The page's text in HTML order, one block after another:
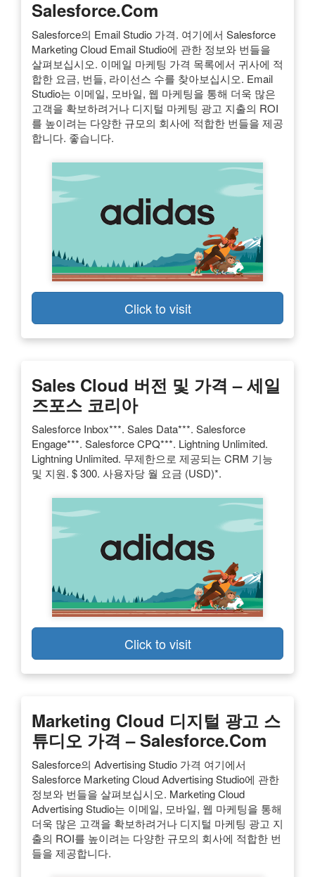
Salesforce.com
Salesforce의 Email Studio 가격. 여기에서 Salesforce
Marketing Cloud Email Studio에 관한 정보와 번들을
살펴보십시오. 이메일 마케팅 가격 목록에서 귀사에 적
합한 요금, 번들, 라이선스 수를 찾아보십시오. Email
Studio는 이메일, 모바일, 웹 마케팅을 통해 더욱 많은
고객을 확보하려거나 디지털 마케팅 광고 지출의 ROI
를 높이려는 다양한 규모의 회사에 적합한 번들을 제공
합니다. 좋습니다.
Click to visit
Sales Cloud 버전 및 가격 – 세일
즈포스 코리아
Salesforce Inbox***. Sales Data***. Salesforce
Engage***. Salesforce CPQ***. Lightning Unlimited.
Lightning Unlimited. 무제한으로 제공되는 CRM 기능
및 지원. $ 300. 사용자당 월 요금 (USD)*.
Click to visit
Marketing Cloud 디지털 광고 스
튜디오 가격 – Salesforce.com
Salesforce의 Advertising Studio 가격 여기에서
Salesforce Marketing Cloud Advertising Studio에 관한
정보와 번들을 살펴보십시오. Marketing Cloud
Advertising Studio는 이메일, 모바일, 웹 마케팅을 통해
더욱 많은 고객을 확보하려거나 디지털 마케팅 광고 지
출의 ROI를 높이려는 다양한 규모의 회사에 적합한 번
들을 제공합니다.